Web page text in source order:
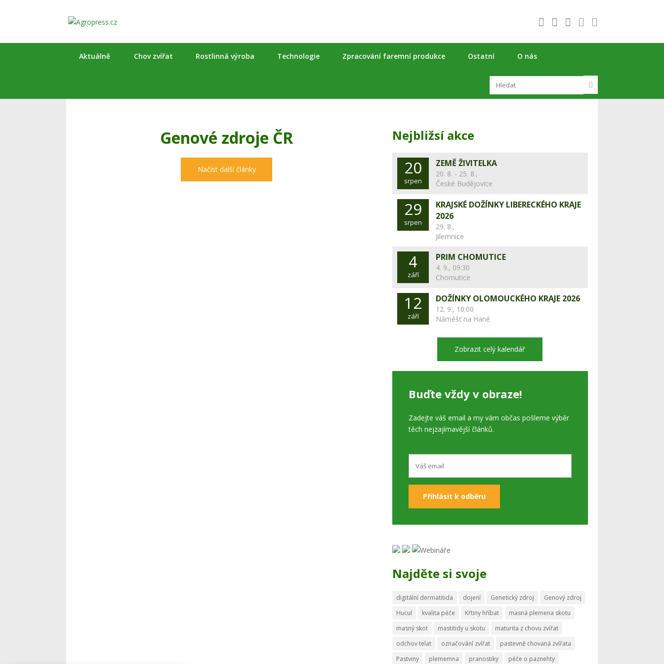
Aktuálně Chov zvířat Rostlinná výroba Technologie Zpracování faremní produkce Ostatní O nás
Genové zdroje ČR
Načíst další články
Nejbližsí akce
20
srpen
ZEMĚ ŽIVITELKA
20. 8. - 25. 8.,
České Budějovice
29
srpen
KRAJSKÉ DOŽÍNKY LIBERECKÉHO KRAJE
2026
29. 8.,
Jilemnice
4
září
PRIM CHOMUTICE
4. 9., 09:30
Chomutice
12
září
DOŽÍNKY OLOMOUCKÉHO KRAJE 2026
12. 9., 10:00
Náměšť na Hané
Zobrazit celý kalendář
Buďte vždy v obraze!
Zadejte váš email a my vám občas pošleme výběr
těch nejzajímavější článků.
Najděte si svoje
digitální dermatitida dojení Genetický zdroj
Genový zdroj
Hucul
kvalita péče Křtiny hříbat
masná plemena skotu
masný skot
mastitidy u skotu
maturita z chovu zvířat
odchov telat
označování zvířat
pastevně chovaná zvířata
Pastviny
plememna pranostiky péče o paznehty